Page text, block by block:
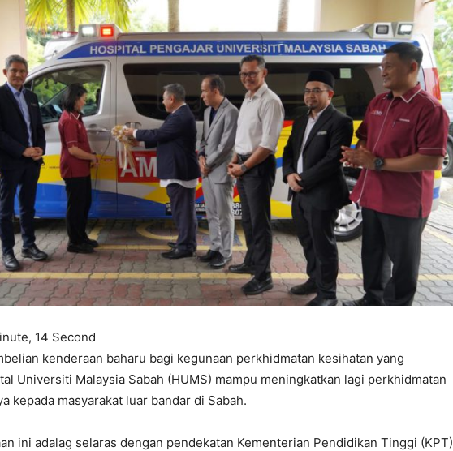
14 Second
kenderaan baharu bagi kegunaan perkhidmatan kesihatan yang
Universiti Malaysia Sabah (HUMS) mampu meningkatkan lagi perkhidmatan
kepada masyarakat luar bandar di Sabah.
ini adalag selaras dengan pendekatan Kementerian Pendidikan Tinggi (KPT)